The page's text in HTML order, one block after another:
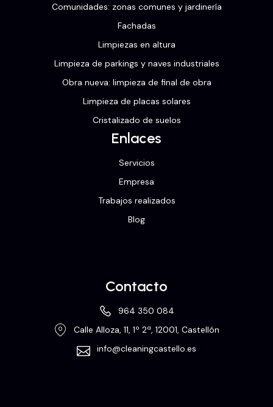
Comunidades: zonas comunes y jardinería
Fachadas
Limpiezas en altura
Limpieza de parkings y naves industriales
Obra nueva: limpieza de final de obra
Limpieza de placas solares
Cristalizado de suelos
Enlaces
Servicios
Empresa
Trabajos realizados
Blog
Contacto
964 350 084
Calle Alloza, 11, 1º 2ª, 12001, Castellón
info@cleaningcastello.es